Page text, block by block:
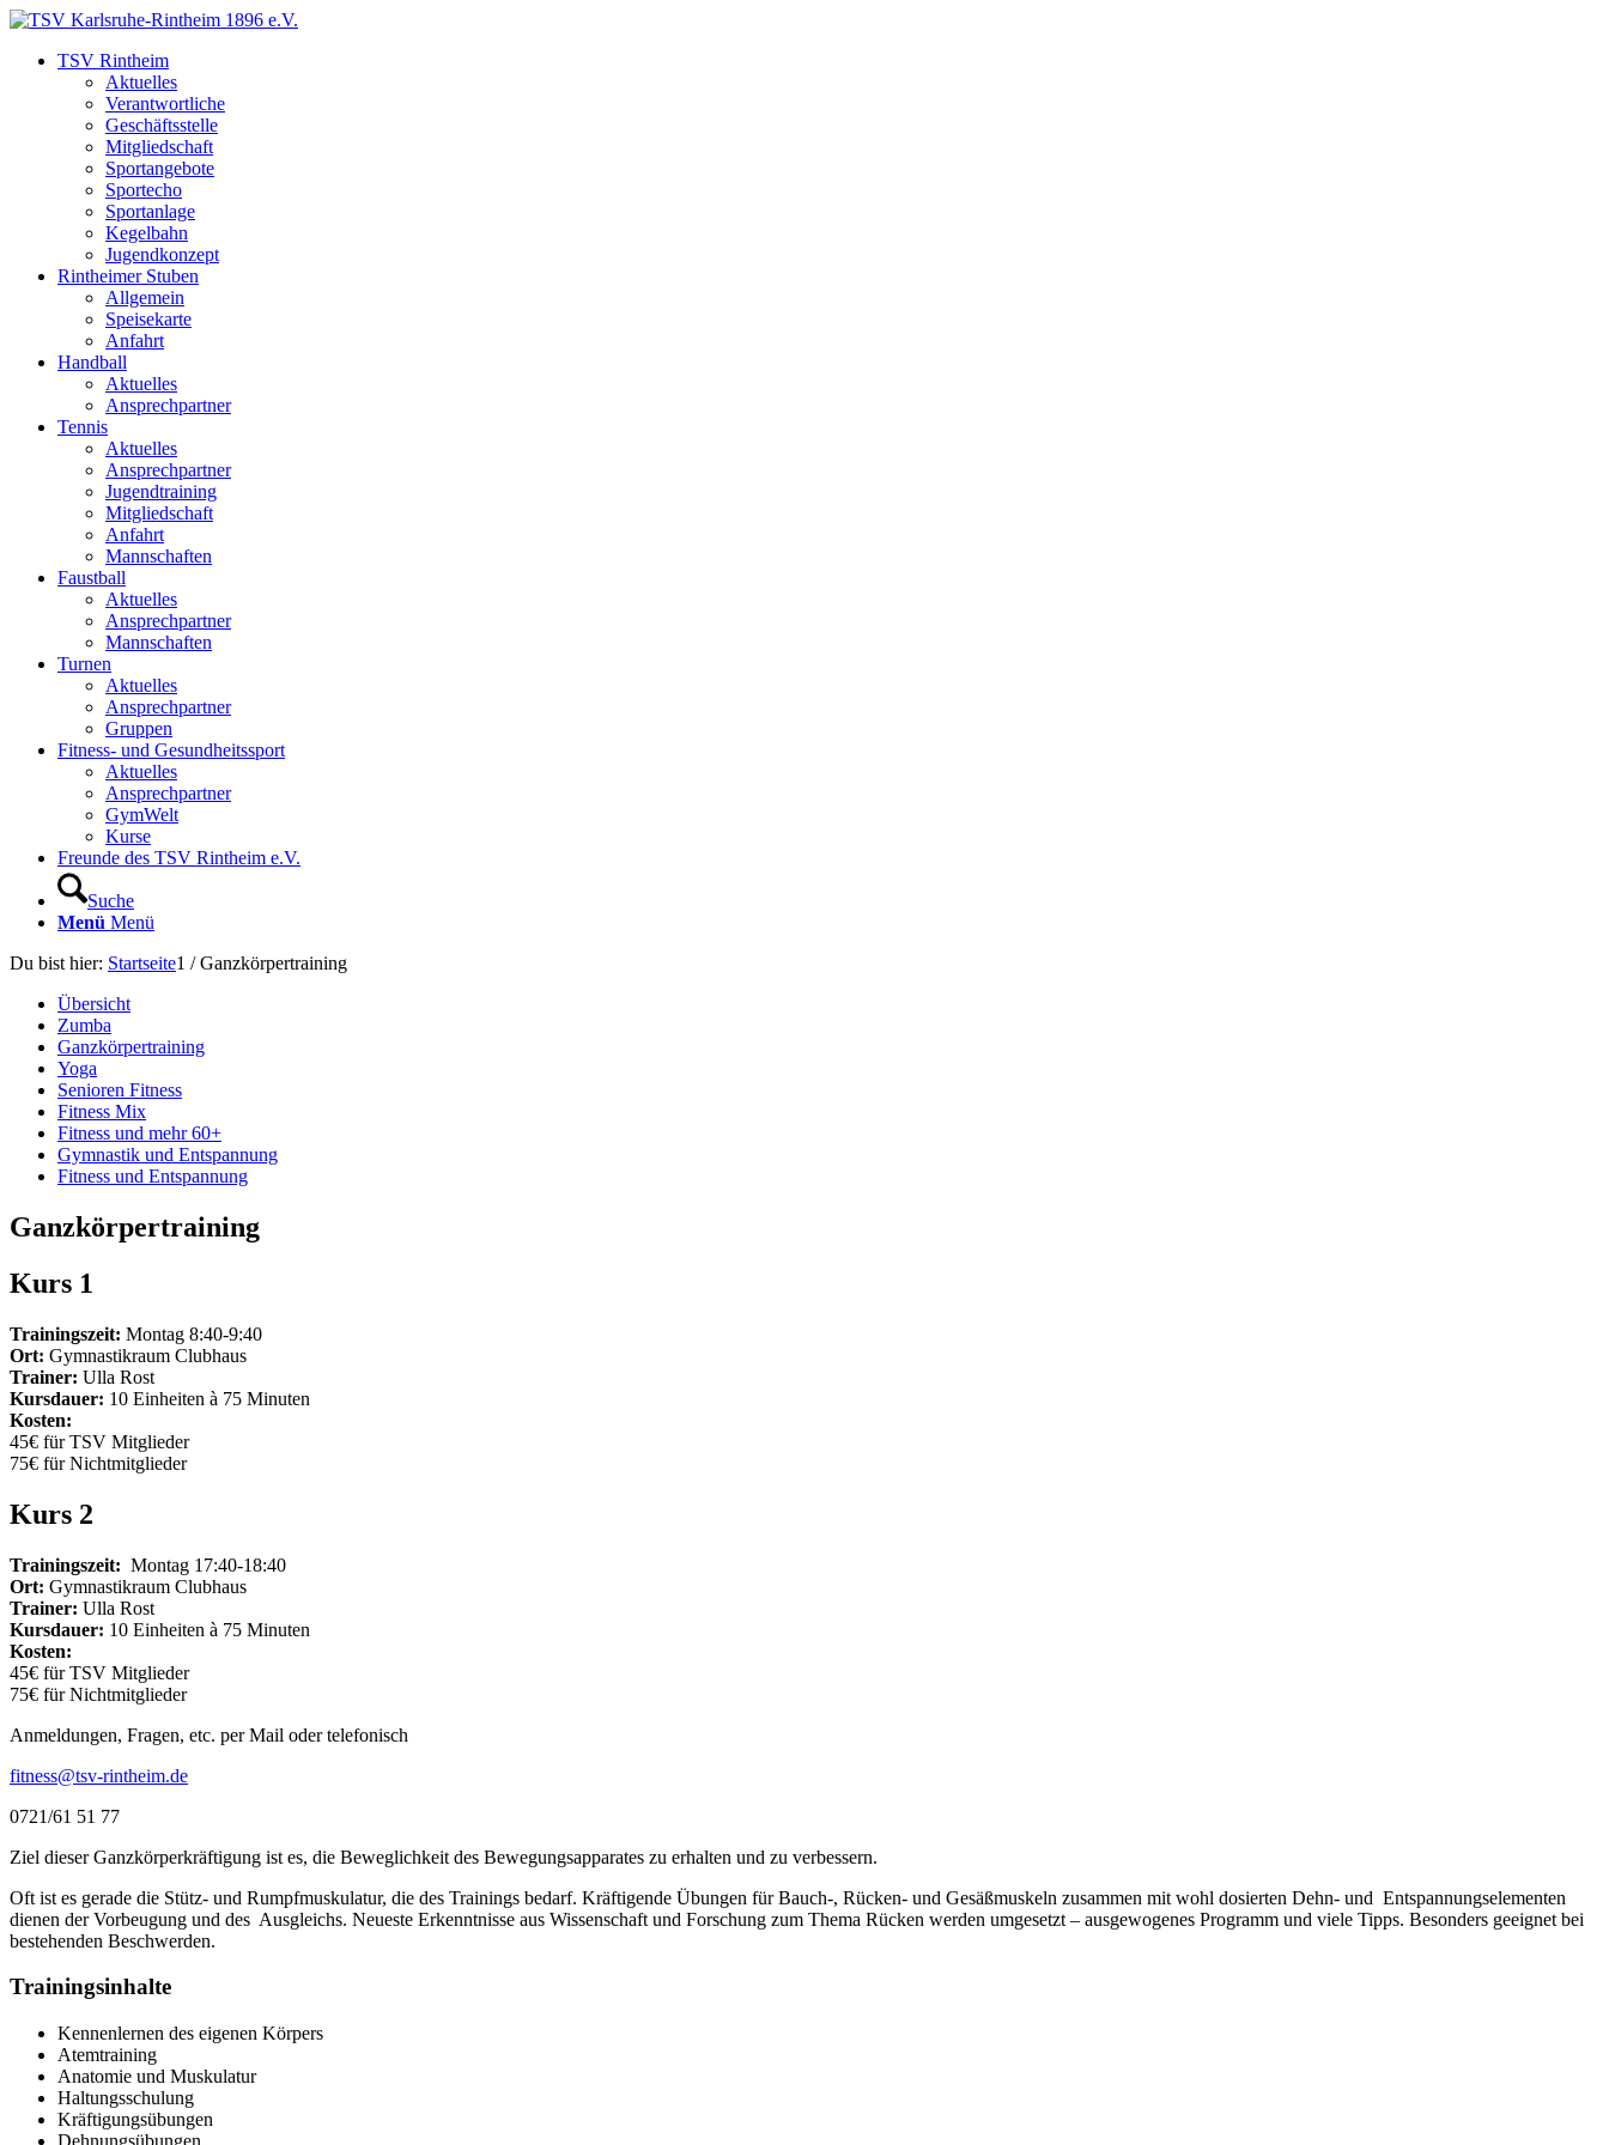
TSV Rintheim
Aktuelles
Verantwortliche
Geschäftsstelle
Mitgliedschaft
Sportangebote
Sportecho
Sportanlage
Kegelbahn
Jugendkonzept
Rintheimer Stuben
Allgemein
Speisekarte
Anfahrt
Handball
Aktuelles
Ansprechpartner
Tennis
Aktuelles
Ansprechpartner
Jugendtraining
Mitgliedschaft
Anfahrt
Mannschaften
Faustball
Aktuelles
Ansprechpartner
Mannschaften
Turnen
Aktuelles
Ansprechpartner
Gruppen
Fitness- und Gesundheitssport
Aktuelles
Ansprechpartner
GymWelt
Kurse
Freunde des TSV Rintheim e.V.
Suche
Menü Menü
Du bist hier: Startseite1 / Ganzkörpertraining
Übersicht
Zumba
Ganzkörpertraining
Yoga
Senioren Fitness
Fitness Mix
Fitness und mehr 60+
Gymnastik und Entspannung
Fitness und Entspannung
Ganzkörpertraining
Kurs 1
Trainingszeit: Montag 8:40-9:40
Ort: Gymnastikraum Clubhaus
Trainer: Ulla Rost
Kursdauer: 10 Einheiten à 75 Minuten
Kosten:
45€ für TSV Mitglieder
75€ für Nichtmitglieder
Kurs 2
Trainingszeit: Montag 17:40-18:40
Ort: Gymnastikraum Clubhaus
Trainer: Ulla Rost
Kursdauer: 10 Einheiten à 75 Minuten
Kosten:
45€ für TSV Mitglieder
75€ für Nichtmitglieder
Anmeldungen, Fragen, etc. per Mail oder telefonisch
fitness@tsv-rintheim.de
0721/61 51 77
Ziel dieser Ganzkörperkräftigung ist es, die Beweglichkeit des Bewegungsappara­tes zu erhalten und zu verbessern.
Oft ist es gerade die Stütz- und Rumpfmuskulatur, die des Trainings bedarf. Kräftigende Übungen für Bauch-, Rücken- und Gesäßmuskeln zusammen mit wohl dosierten Dehn- und Entspannungselementen
dienen der Vorbeugung und des Ausgleichs. Neueste Erkenntnisse aus Wissenschaft und Forschung zum Thema Rücken werden umgesetzt – ausgewogenes Programm und viele Tipps. Besonders geeignet bei
bestehenden Beschwerden.
Trainingsinhalte
Kennenlernen des eigenen Körpers
Atemtraining
Anatomie und Muskulatur
Haltungsschulung
Kräftigungsübungen
Dehnungsübungen